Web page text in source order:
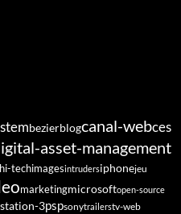
bezierblogcanal-webces
asset-management
hi-techimagesintrudersiphonejeu
marketingmicrosoftopen-source
3pspsonytrailerstv-web